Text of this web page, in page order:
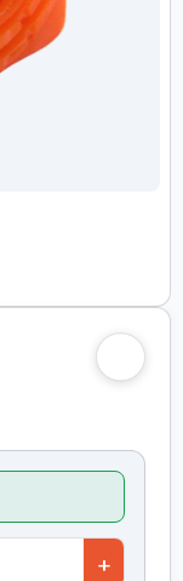
+